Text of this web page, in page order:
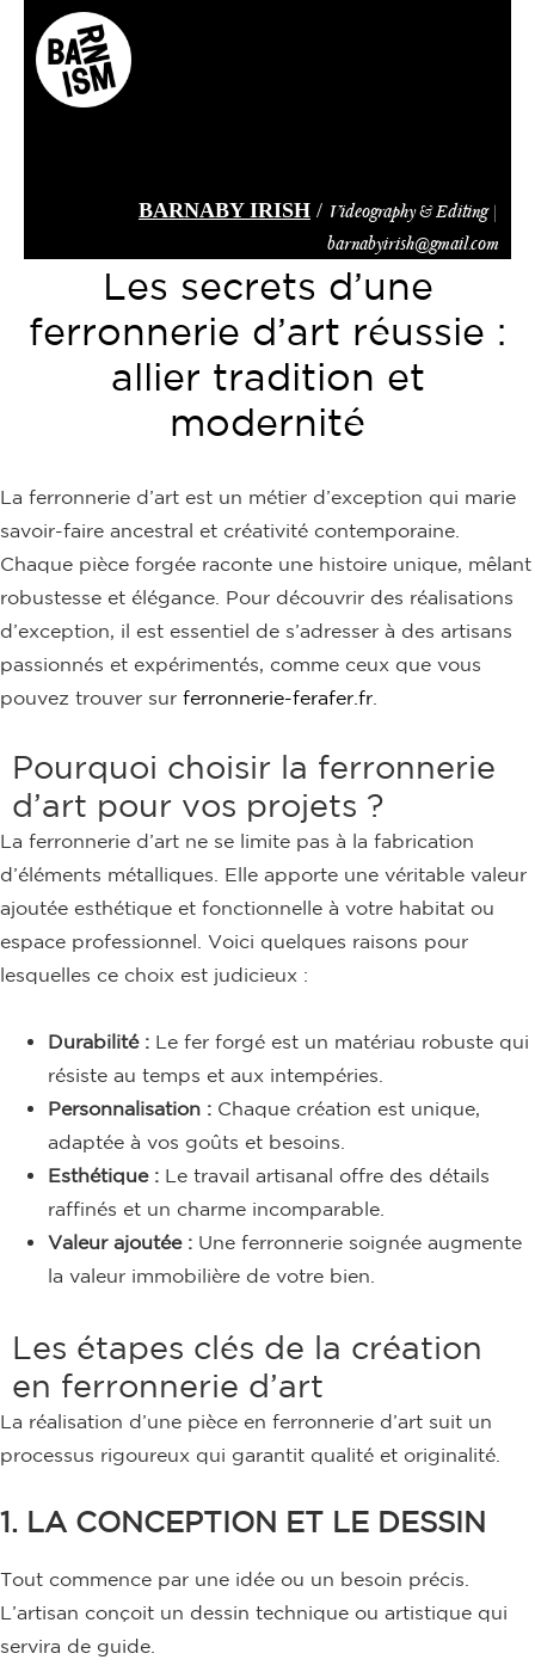
main
BARNABY IRISH / Videography & Editing |
barnabyirish@gmail.com
Les secrets d’une
ferronnerie d’art réussie :
allier tradition et
modernité
La ferronnerie d’art est un métier d’exception qui marie
savoir-faire ancestral et créativité contemporaine.
Chaque pièce forgée raconte une histoire unique, mêlant
robustesse et élégance. Pour découvrir des réalisations
d’exception, il est essentiel de s’adresser à des artisans
passionnés et expérimentés, comme ceux que vous
pouvez trouver sur ferronnerie-ferafer.fr
Pourquoi choisir la ferronnerie
d’art pour vos projets ?
La ferronnerie d’art ne se limite pas à la fabrication
d’éléments métalliques. Elle apporte une véritable valeur
ajoutée esthétique et fonctionnelle à votre habitat ou
espace professionnel. Voici quelques raisons pour
lesquelles ce choix est judicieux :
Durabilité : Le fer forgé est un matériau robuste qui
résiste au temps et aux intempéries.
Personnalisation : Chaque création est unique,
adaptée à vos goûts et besoins.
Esthétique : Le travail artisanal offre des détails
raffinés et un charme incomparable.
Valeur ajoutée : Une ferronnerie soignée augmente
la valeur immobilière de votre bien.
Les étapes clés de la création
en ferronnerie d’art
La réalisation d’une pièce en ferronnerie d’art suit un
processus rigoureux qui garantit qualité et originalité.
1. LA CONCEPTION ET LE DESSIN
Tout commence par une idée ou un besoin précis.
L’artisan conçoit un dessin technique ou artistique qui
servira de guide.